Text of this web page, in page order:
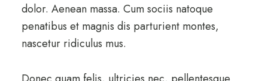
dolor. Aenean massa. Cum sociis natoque
penatibus et magnis dis parturient montes,
nascetur ridiculus mus.